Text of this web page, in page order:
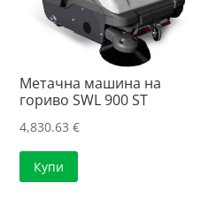
Mетачна машина на
гориво SWL 900 ST
4,830.63€
Купи